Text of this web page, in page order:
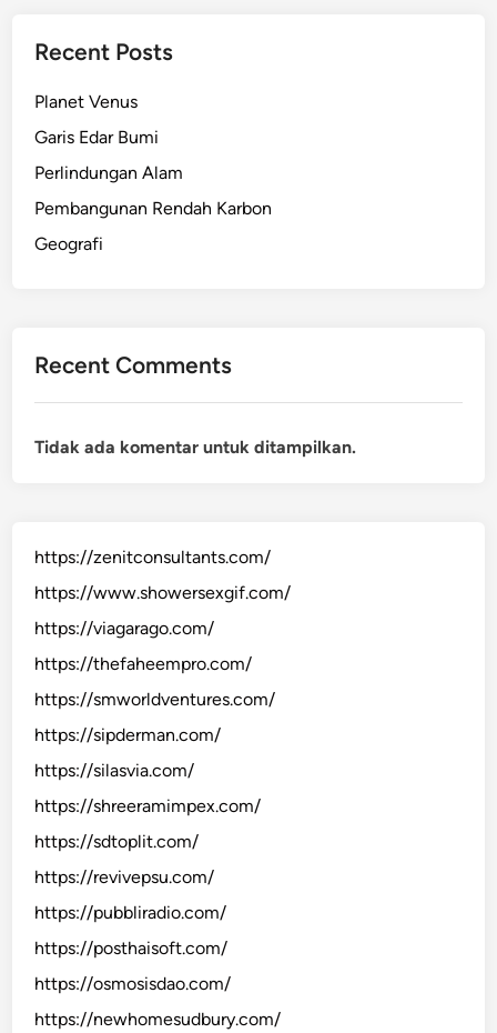
Recent Posts
Planet Venus
Garis Edar Bumi
Perlindungan Alam
Pembangunan Rendah Karbon
Geografi
Recent Comments
Tidak ada komentar untuk ditampilkan.
https://zenitconsultants.com/
https://www.showersexgif.com/
https://viagarago.com/
https://thefaheempro.com/
https://smworldventures.com/
https://sipderman.com/
https://silasvia.com/
https://shreeramimpex.com/
https://sdtoplit.com/
https://revivepsu.com/
https://pubbliradio.com/
https://posthaisoft.com/
https://osmosisdao.com/
https://newhomesudbury.com/